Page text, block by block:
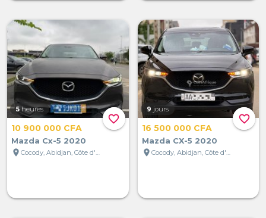
favorite_border
5 heures
10 900 000 CFA
Mazda Cx-5 2020
location_on
Cocody, Abidjan, Côte d'Ivoire
favorite_border
9 jours
16 500 000 CFA
Mazda CX-5 2020
location_on
Cocody, Abidjan, Côte d'Ivoire